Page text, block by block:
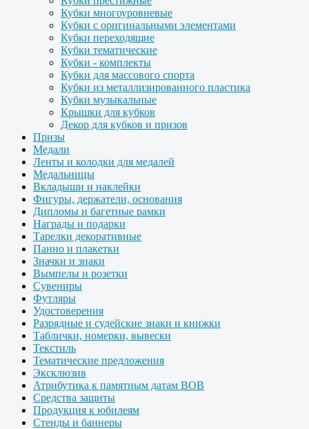
Кубки многоуровневые
Кубки с оригинальными элементами
Кубки переходящие
Кубки тематические
Кубки - комплекты
Кубки для массового спорта
Кубки из металлизированного пластика
Кубки музыкальные
Крышки для кубков
Декор для кубков и призов
Призы
Медали
Ленты и колодки для медалей
Медальницы
Вкладыши и наклейки
Фигуры, держатели, основания
Дипломы и багетные рамки
Награды и подарки
Тарелки декоративные
Панно и плакетки
Значки и знаки
Вымпелы и розетки
Сувениры
Футляры
Удостоверения
Разрядные и судейские знаки и книжки
Таблички, номерки, вывески
Текстиль
Тематические предложения
Эксклюзив
Атрибутика к памятным датам ВОВ
Средства защиты
Продукция к юбилеям
Стенды и баннеры